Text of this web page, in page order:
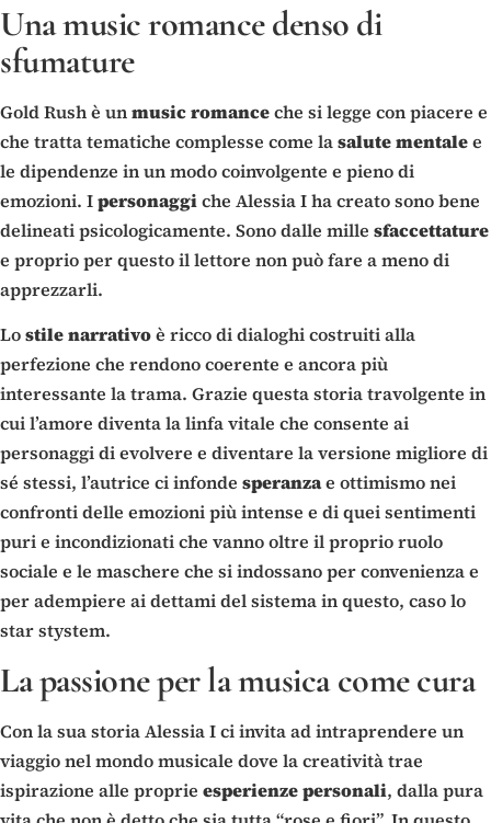
Una music romance denso di
sfumature
Gold Rush è unmusicromanceche si legge con piacere e
che tratta tematiche complesse come lasalutementalee
le dipendenze in un modo coinvolgente e pieno di
emozioni. Ipersonaggiche Alessia I ha creato sono bene
delineati psicologicamente. Sono dalle mille sfaccettature
e proprio per questo il lettore non può fare a meno di
apprezzarli.
Lostilenarrativoè ricco di dialoghi costruiti alla
perfezione che rendono coerente e ancora più
interessante la trama. Grazie questa storia travolgente in
cui l’amore diventa la linfa vitale che consente ai
personaggi di evolvere e diventare la versione migliore di
sé stessi, l’autrice ci infonde speranzae ottimismo nei
confronti delle emozioni più intense e di quei sentimenti
puri e incondizionati che vanno oltre il proprio ruolo
sociale e le maschere che si indossano per convenienza e
per adempiere ai dettami del sistema in questo, caso lo
star stystem.
La passione per la musica come cura
Con la sua storia Alessia I ci invita ad intraprendere un
viaggio nel mondo musicale dove la creatività trae
ispirazione alle proprie esperienzepersonali, dalla pura